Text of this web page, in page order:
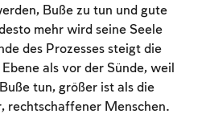
Buße zu tun und gute
mehr wird seine Seele
des Prozesses steigt die
als vor der Sünde, weil
tun, größer ist als die
rechtschaffener Menschen.